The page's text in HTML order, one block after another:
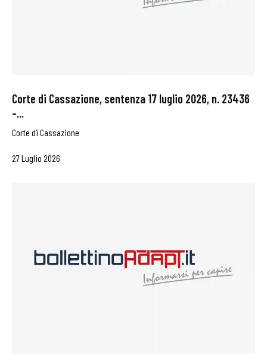
Corte di Cassazione, sentenza 17 luglio 2026, n. 23436
–...
Corte di Cassazione
27 Luglio 2026